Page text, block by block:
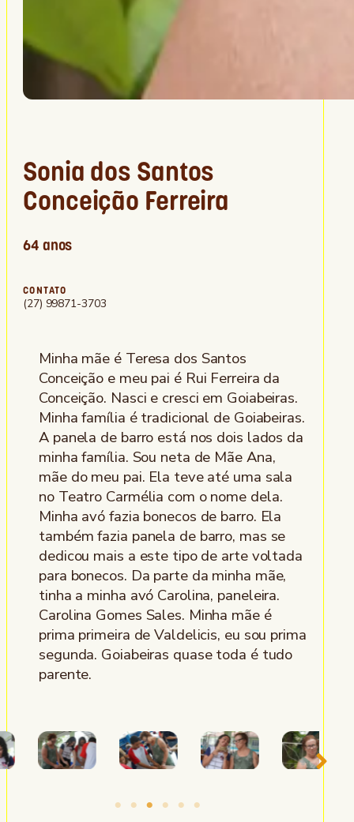
Sonia dos Santos
Conceição Ferreira
64 anos
CONTATO
(27) 99871-3703
Minha mãe é Teresa dos Santos
Conceição e meu pai é Rui Ferreira da
Conceição. Nasci e cresci em Goiabeiras.
Minha família é tradicional de Goiabeiras.
A panela de barro está nos dois lados da
minha família. Sou neta de Mãe Ana,
mãe do meu pai. Ela teve até uma sala
no Teatro Carmélia com o nome dela.
Minha avó fazia bonecos de barro. Ela
também fazia panela de barro, mas se
dedicou mais a este tipo de arte voltada
para bonecos. Da parte da minha mãe,
tinha a minha avó Carolina, paneleira.
Carolina Gomes Sales. Minha mãe é
prima primeira de Valdelicis, eu sou prima
segunda. Goiabeiras quase toda é tudo
parente.